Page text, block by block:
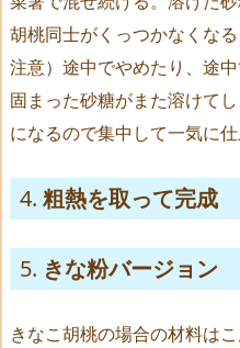
胡桃同士がくっつかなくなる
注意）途中でやめたり、途
固まった砂糖がまた溶けて
になるので集中して一気に仕
粗熱を取って完成
きな粉バージョン
きなこ胡桃の場合の材料は